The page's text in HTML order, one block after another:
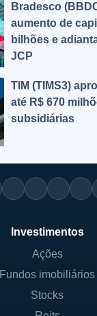
Bradesco
aumento de
bilhões e
JCP
TIM (TIMS3)
até R$ 670
subsidiárias
Investimentos
Ações
Fundos imobiliários
Stocks